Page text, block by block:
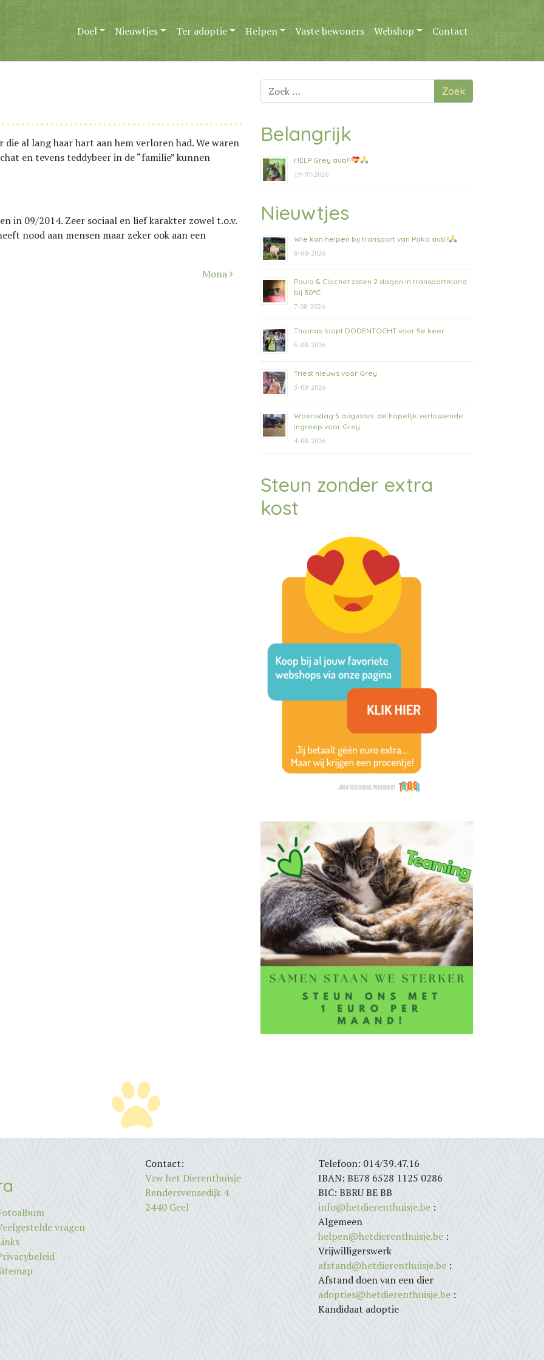
Doel Nieuwtjes Ter adoptie Helpen Vaste bewoners Webshop Contact
al lang haar hart aan hem verloren had. We waren
en tevens teddybeer in de “familie” kunnen
in 09/2014. Zeer sociaal en lief karakter zowel t.o.v.
nood aan mensen maar zeker ook aan een
Mona
Zoek
naar:
Belangrijk
HELP Grey aub!?
19-07-2026
Nieuwtjes
Wie kan helpen bij transport van Pako aub?
8-08-2026
Paula & Clochet zaten 2 dagen in transportmand
bij 30°C
7-08-2026
Thomas loopt DODENTOCHT voor 5e keer
6-08-2026
Triest nieuws voor Grey
5-08-2026
Woensdag 5 augustus: de hopelijk verlossende
ingreep voor Grey
4-08-2026
Steun zonder extra
kost
vragen
Contact:
Vzw het Dierenthuisje
Rendersvensedijk 4
2440 Geel
Telefoon: 014/39.47.16
IBAN: BE78 6528 1125 0286
BIC: BBRU BE BB
info@hetdierenthuisje.be :
Algemeen
helpen@hetdierenthuisje.be :
Vrijwilligerswerk
afstand@hetdierenthuisje.be :
Afstand doen van een dier
adopties@hetdierenthuisje.be :
Kandidaat adoptie